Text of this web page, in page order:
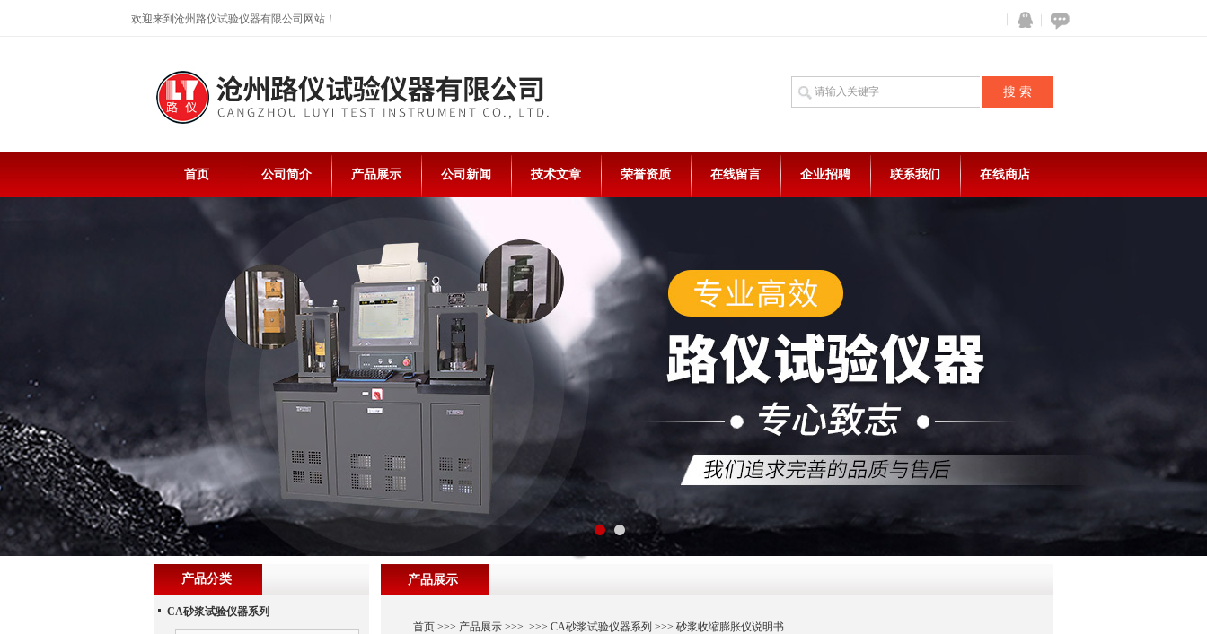
欢迎来到沧州路仪试验仪器有限公司网站！
在线咨
QQ
首页 公司简介 产品展示 公司新闻 技术文章 荣誉资质 在线留言 企业招聘 联系我们 在线商店
产品展示
首页>>> 产品展示>>> >>> CA砂浆试验仪器系列 >>> 砂浆收缩膨胀仪说明书
产品分类
CA砂浆试验仪器系列